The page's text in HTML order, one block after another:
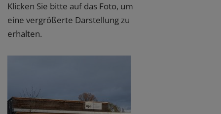
Klicken Sie bitte auf das Foto, um
eine vergrößerte Darstellung zu
erhalten.